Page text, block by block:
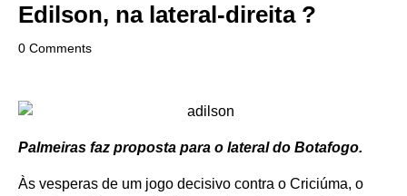
Edilson, na lateral-direita ?
0 Comments
Palmeiras faz proposta para o lateral do Botafogo.
Às vesperas de um jogo decisivo contra o Criciúma, o